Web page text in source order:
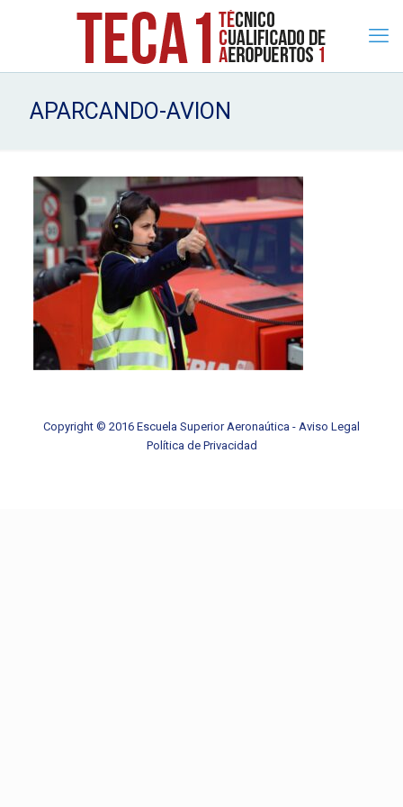
APARCANDO-AVION
Copyright © 2016 Escuela Superior Aeronaútica - Aviso Legal
Política de Privacidad